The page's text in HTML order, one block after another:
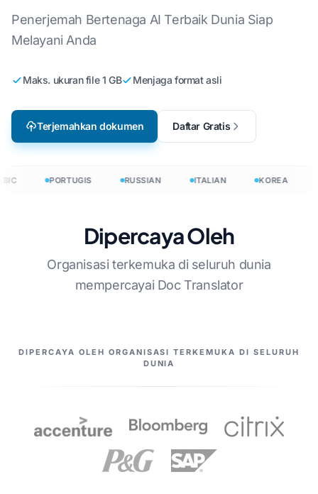
Penerjemah Bertenaga AI Terbaik Dunia Siap
Melayani Anda
Maks. ukuran file 1 GB Menjaga format asli
Terjemahkan dokumen Daftar Gratis
PORTUGIS RUSSIAN ITALIAN KOREA
Dipercaya Oleh
Organisasi terkemuka di seluruh dunia
mempercayai Doc Translator
MITRA KAMI
DIPERCAYA OLEH ORGANISASI TERKEMUKA DI SELURUH
DUNIA